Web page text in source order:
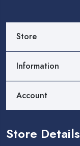
Store
Information
Account
Store Details